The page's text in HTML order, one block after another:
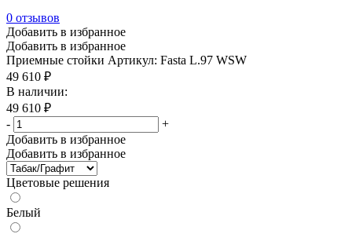
0 отзывов
Добавить в избранное
Добавить в избранное
Приемные стойки Артикул: Fasta L.97 WSW
49 610 ₽
В наличии:
49 610 ₽
-
+
Добавить в избранное
Добавить в избранное
Цветовые решения
Белый